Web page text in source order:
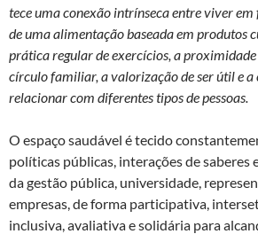
tece uma conexão intrínseca entre viver
de uma alimentação baseada em produtos
prática regular de exercícios, a
círculo familiar, a valorização de ser útil e a
relacionar com diferentes tipos de pessoas.
O espaço saudável é tecido
políticas públicas, interações de saberes
da gestão pública, universidade,
empresas, de forma participativa,
inclusiva, avaliativa e solidária para